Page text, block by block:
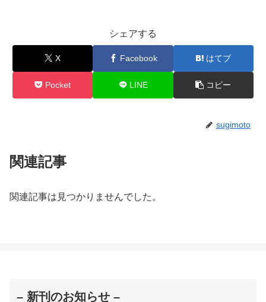
シェアする
X Facebook はてブ
Pocket LINE コピー
sugimoto
関連記事
関連記事は見つかりませんでした。
– 新刊のお知らせ –